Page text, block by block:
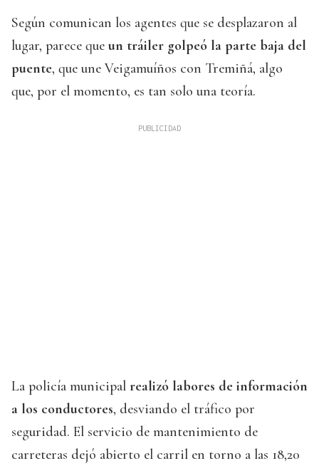
Según comunican los agentes que se desplazaron al
lugar, parece que un tráiler golpeó la parte baja del
puente, que une Veigamuíños con Tremiñá, algo
que, por el momento, es tan solo una teoría.
La policía municipal realizó labores de información
a los conductores, desviando el tráfico por
seguridad. El servicio de mantenimiento de
carreteras dejó abierto el carril en torno a las 18,20